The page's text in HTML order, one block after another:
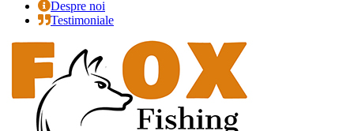
Despre noi
Testimoniale